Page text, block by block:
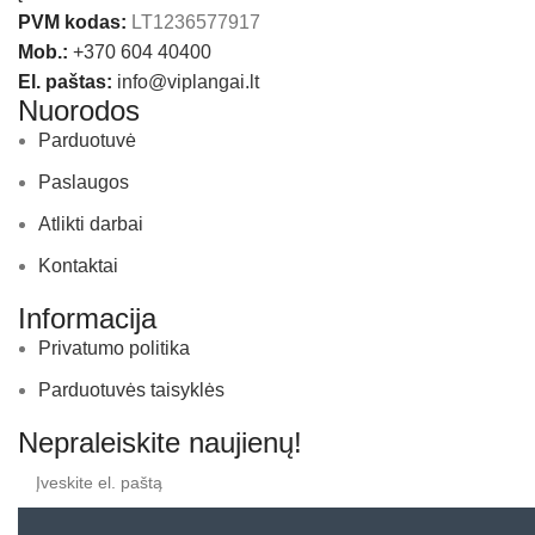
PVM kodas: LT1236577917
Mob.: +370 604 40400
El. paštas: info@viplangai.lt
Nuorodos
Parduotuvė
Paslaugos
Atlikti darbai
Kontaktai
Informacija
Privatumo politika
Parduotuvės taisyklės
Nepraleiskite naujienų!